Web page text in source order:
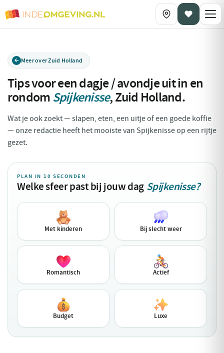
Meer over Zuid Holland
Tips voor een dagje / avondje uit in en
rondomSpijkenisse,Zuid Holland.
Wat je ook zoekt — slapen, eten, een uitje of een goede koffie
— onze redactie heeft het mooiste van Spijkenisse op een rijtje
gezet.
PLAN IN 10 SECONDEN
Welke sfeer past bij jouw dag Spijkenisse?
Met kinderen Bij slecht weer
Romantisch Actief
Budget Luxe